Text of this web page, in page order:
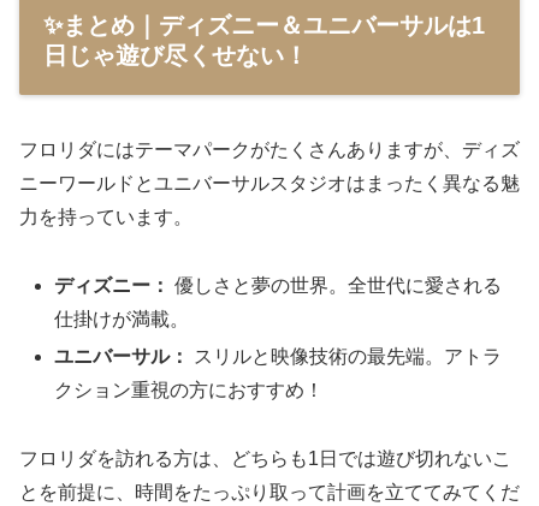
✨まとめ｜ディズニー＆ユニバーサルは1
日じゃ遊び尽くせない！
フロリダにはテーマパークがたくさんありますが、ディズ
ニーワールドとユニバーサルスタジオはまったく異なる魅
力を持っています。
ディズニー： 優しさと夢の世界。全世代に愛される
仕掛けが満載。
ユニバーサル：
スリルと映像技術の最先端。アトラ
クション重視の方におすすめ！
フロリダを訪れる方は、どちらも1日では遊び切れないこ
とを前提に、時間をたっぷり取って計画を立ててみてくだ